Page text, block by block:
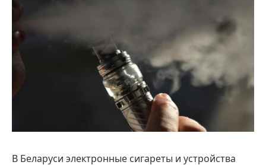
В Беларуси электронные сигареты и устройства